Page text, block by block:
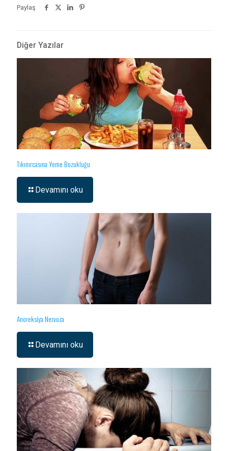
Paylaş
Diğer Yazılar
Tıkınırcasına Yeme Bozukluğu
Devamını oku
Anoreksiya Nervoza
Devamını oku